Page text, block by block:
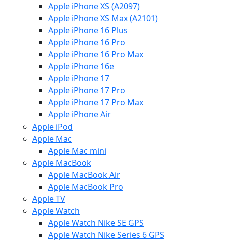
Apple iPhone XS (A2097)
Apple iPhone XS Max (A2101)
Apple iPhone 16 Plus
Apple iPhone 16 Pro
Apple iPhone 16 Pro Max
Apple iPhone 16e
Apple iPhone 17
Apple iPhone 17 Pro
Apple iPhone 17 Pro Max
Apple iPhone Air
Apple iPod
Apple Mac
Apple Mac mini
Apple MacBook
Apple MacBook Air
Apple MacBook Pro
Apple TV
Apple Watch
Apple Watch Nike SE GPS
Apple Watch Nike Series 6 GPS